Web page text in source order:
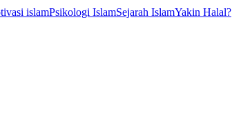
islamPsikologi IslamSejarah IslamYakin Halal?